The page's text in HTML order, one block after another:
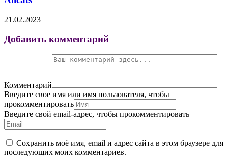
21.02.2023
Добавить комментарий
Комментарий
Введите свое имя или имя пользователя, чтобы
прокомментировать
Введите свой email-адрес, чтобы прокомментировать
Сохранить моё имя, email и адрес сайта в этом браузере для
последующих моих комментариев.